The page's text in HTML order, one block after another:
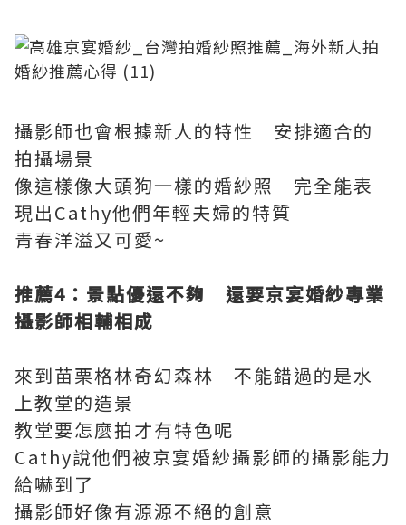
攝影師也會根據新人的特性 安排適合的
拍攝場景
像這樣像大頭狗一樣的婚紗照 完全能表
現出Cathy他們年輕夫婦的特質
青春洋溢又可愛~
推薦4 ：景點優還不夠 還要京宴婚紗專業
攝影師相輔相成
來到苗栗格林奇幻森林 不能錯過的是水
上教堂的造景
教堂要怎麼拍才有特色呢
Cathy說他們被京宴婚紗攝影師的攝影能力
給嚇到了
攝影師好像有源源不絕的創意